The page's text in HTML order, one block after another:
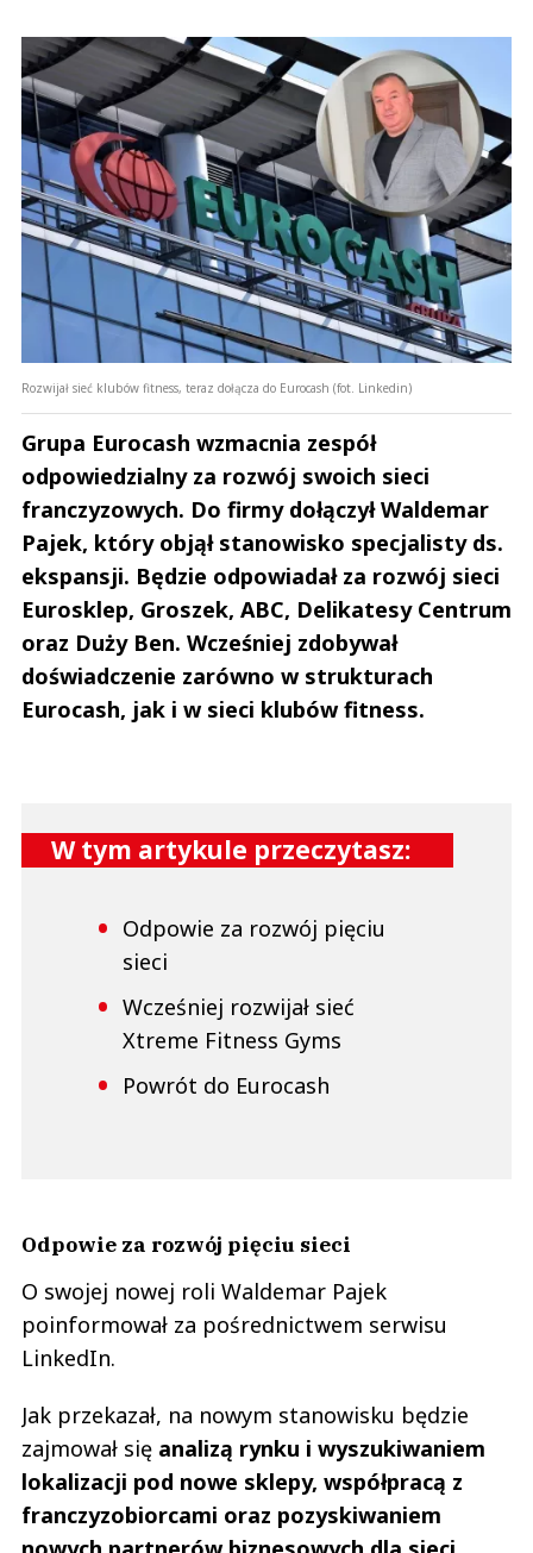
Rozwijał sieć klubów fitness, teraz dołącza do Eurocash (fot. Linkedin)
Grupa Eurocash wzmacnia zespół
odpowiedzialny za rozwój swoich sieci
franczyzowych. Do firmy dołączył Waldemar
Pajek, który objął stanowisko specjalisty ds.
ekspansji. Będzie odpowiadał za rozwój sieci
Eurosklep, Groszek, ABC, Delikatesy Centrum
oraz Duży Ben. Wcześniej zdobywał
doświadczenie zarówno w strukturach
Eurocash, jak i w sieci klubów fitness.
W tym artykule przeczytasz:
Odpowie za rozwój pięciu
sieci
Wcześniej rozwijał sieć
Xtreme Fitness Gyms
Powrót do Eurocash
Odpowie za rozwój pięciu sieci
O swojej nowej roli Waldemar Pajek
poinformował za pośrednictwem serwisu
LinkedIn.
Jak przekazał, na nowym stanowisku będzie
zajmował się analizą rynku i wyszukiwaniem
lokalizacji pod nowe sklepy, współpracą z
franczyzobiorcami oraz pozyskiwaniem